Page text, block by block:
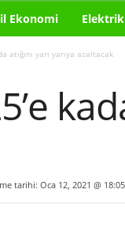
Ekonomi
atığını yarı yarıya azaltacak
tarihi: Oca 12, 2021 @ 18:05